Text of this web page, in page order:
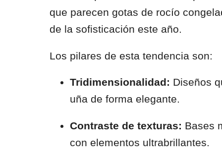
que parecen gotas de rocío
de la sofisticación este año.
Los pilares de esta tendencia son:
Tridimensionalidad: Diseños
uña de forma elegante.
Contraste de texturas: Bases
con elementos ultrabrillantes.